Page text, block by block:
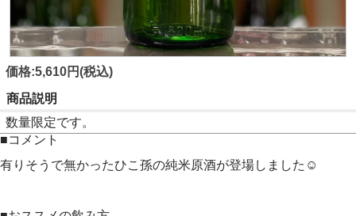
価格:5,610円(税込)
商品説明
数量限定です。
■コメント
有りそうで無かったひこ孫の純米原酒が登場しました☺